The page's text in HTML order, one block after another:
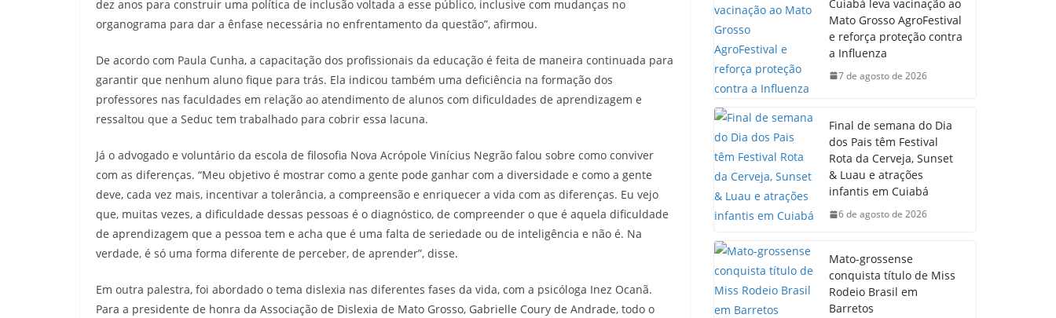
dez anos para construir uma política de inclusão voltada a esse público, inclusive com mudanças no
organograma para dar a ênfase necessária no enfrentamento da questão”, afirmou.
De acordo com Paula Cunha, a capacitação dos profissionais da educação é feita de maneira continuada para
garantir que nenhum aluno fique para trás. Ela indicou também uma deficiência na formação dos
professores nas faculdades em relação ao atendimento de alunos com dificuldades de aprendizagem e
ressaltou que a Seduc tem trabalhado para cobrir essa lacuna.
Já o advogado e voluntário da escola de filosofia Nova Acrópole Vinícius Negrão falou sobre como conviver
com as diferenças. “Meu objetivo é mostrar como a gente pode ganhar com a diversidade e como a gente
deve, cada vez mais, incentivar a tolerância, a compreensão e enriquecer a vida com as diferenças. Eu vejo
que, muitas vezes, a dificuldade dessas pessoas é o diagnóstico, de compreender o que é aquela dificuldade
de aprendizagem que a pessoa tem e acha que é uma falta de seriedade ou de inteligência e não é. Na
verdade, é só uma forma diferente de perceber, de aprender”, disse.
Em outra palestra, foi abordado o tema dislexia nas diferentes fases da vida, com a psicóloga Inez Ocanã.
Para a presidente de honra da Associação de Dislexia de Mato Grosso, Gabrielle Coury de Andrade, todo o
Cuiabá leva vacinação ao
Mato Grosso AgroFestival
e reforça proteção contra
a Influenza
7 de agosto de 2026
Final de semana do Dia
dos Pais têm Festival
Rota da Cerveja, Sunset
& Luau e atrações
infantis em Cuiabá
6 de agosto de 2026
Mato-grossense
conquista título de Miss
Rodeio Brasil em
Barretos